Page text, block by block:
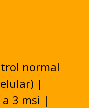
normal
|
a 3 msi |